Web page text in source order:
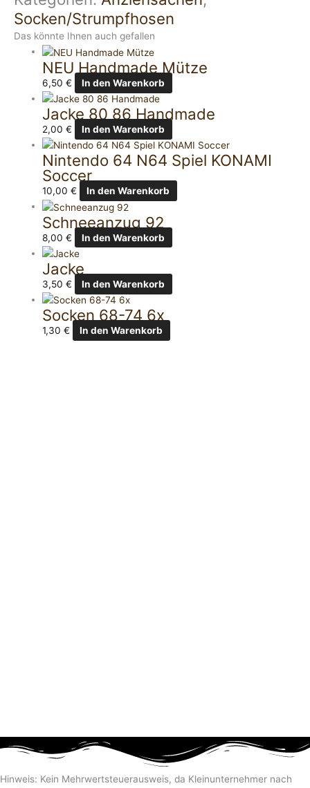
Socken/Strumpfhosen
Das könnte Ihnen auch gefallen
NEU Handmade Mütze
6,50€ In den Warenkorb
Jacke 80 86 Handmade
2,00€ In den Warenkorb
Nintendo 64 N64 Spiel KONAMI
Soccer
10,00€ In den Warenkorb
Schneeanzug 92
8,00€ In den Warenkorb
Jacke
3,50€ In den Warenkorb
Socken 68-74 6x
1,30€ In den Warenkorb
Hinweis: Kein Mehrwertsteuerausweis, da Kleinunternehmer nach